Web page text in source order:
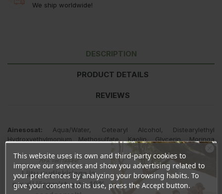
We ship worldwide!
DESCRIPTION
PRODUCT DETAILS
REVIEWS
Ainesosat: Aqua/Water, Cetearyl Alcohol, Distearylethyl
Hydroxyethylmonium Methosulfate, Kaolin, Glycerin, Moringa
Pterygosperma Seed Extract, Aloe Barbadensis* Extract, Glyceryl
Caprylate, Olea Europaea* (Olive) Fruit Oil, Benzyl Alcohol,
Dehydroacetic Acid, Tocopheryl Acetate, Citric Acid,
Profumo/Fragrance.
This website uses its own and third-party cookies to
improve our services and show you advertising related to
your preferences by analyzing your browsing habits. To
give your consent to its use, press the Accept button.
Ära veel lahku!
Liitu uudiskirjaga ja
naudi järgmist ostu 10%